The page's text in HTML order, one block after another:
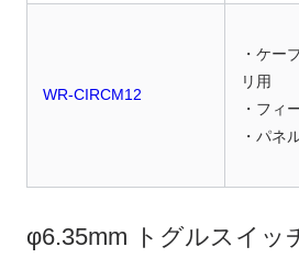
WR-CIRCM12
・ケー
リ用
・フィ
・パネ
φ6.35mm トグルスイッ